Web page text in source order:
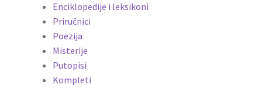
Enciklopedije i leksikoni
Priručnici
Poezija
Misterije
Putopisi
Kompleti